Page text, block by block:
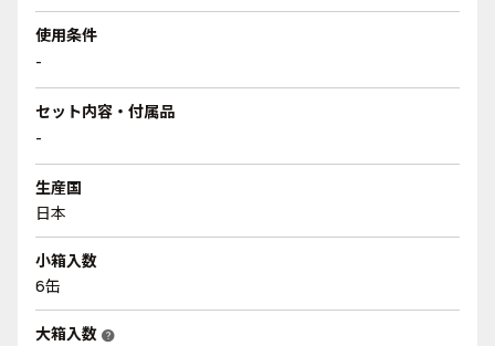
使用条件
-
セット内容・付属品
-
生産国
日本
小箱入数
6缶
大箱入数 help